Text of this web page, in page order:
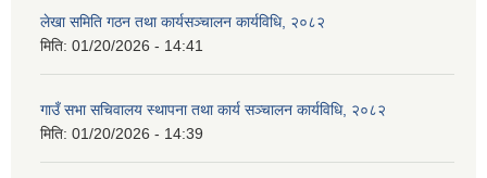
लेखा समिति गठन तथा कार्यसञ्चालन कार्यविधि, २०८२
मिति: 01/20/2026 - 14:41
गाउँ सभा सचिवालय स्थापना तथा कार्य सञ्चालन कार्यविधि, २०८२
मिति: 01/20/2026 - 14:39